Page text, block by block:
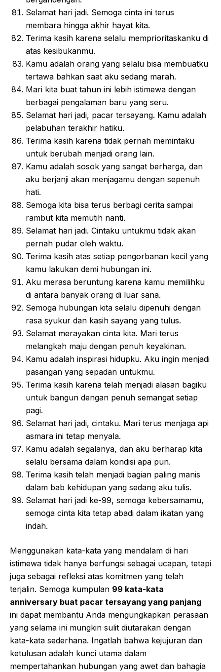
Selamat hari jadi. Semoga cinta ini terus
membara hingga akhir hayat kita.
Terima kasih karena selalu memprioritaskanku di
atas kesibukanmu.
Kamu adalah orang yang selalu bisa membuatku
tertawa bahkan saat aku sedang marah.
Mari kita buat tahun ini lebih istimewa dengan
berbagai pengalaman baru yang seru.
Selamat hari jadi, pacar tersayang. Kamu adalah
pelabuhan terakhir hatiku.
Terima kasih karena tidak pernah memintaku
untuk berubah menjadi orang lain.
Kamu adalah sosok yang sangat berharga, dan
aku berjanji akan menjagamu dengan sepenuh
hati.
Semoga kita bisa terus berbagi cerita sampai
rambut kita memutih nanti.
Selamat hari jadi. Cintaku untukmu tidak akan
pernah pudar oleh waktu.
Terima kasih atas setiap pengorbanan kecil yang
kamu lakukan demi hubungan ini.
Aku merasa beruntung karena kamu memilihku
di antara banyak orang di luar sana.
Semoga hubungan kita selalu dipenuhi dengan
rasa syukur dan kasih sayang yang tulus.
Selamat merayakan cinta kita. Mari terus
melangkah maju dengan penuh keyakinan.
Kamu adalah inspirasi hidupku. Aku ingin menjadi
pasangan yang sepadan untukmu.
Terima kasih karena telah menjadi alasan bagiku
untuk bangun dengan penuh semangat setiap
pagi.
Selamat hari jadi, cintaku. Mari terus menjaga api
asmara ini tetap menyala.
Kamu adalah segalanya, dan aku berharap kita
selalu bersama dalam kondisi apa pun.
Terima kasih telah menjadi bagian paling manis
dalam bab kehidupan yang sedang aku tulis.
Selamat hari jadi ke-99, semoga kebersamamu,
semoga cinta kita tetap abadi dalam ikatan yang
indah.
Menggunakan kata-kata yang mendalam di hari
istimewa tidak hanya berfungsi sebagai ucapan, tetapi
juga sebagai refleksi atas komitmen yang telah
terjalin. Semoga kumpulan 99 kata-kata
anniversary buat pacar tersayang yang panjang
ini dapat membantu Anda mengungkapkan perasaan
yang selama ini mungkin sulit diutarakan dengan
kata-kata sederhana. Ingatlah bahwa kejujuran dan
ketulusan adalah kunci utama dalam
mempertahankan hubungan yang awet dan bahagia